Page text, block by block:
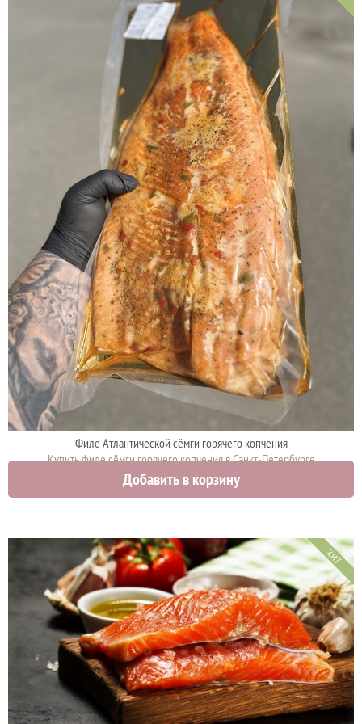
Филе Атлантической сёмги горячего копчения
Купить филе сёмги горячего копчения в Санкт-Петербурге
2250 руб.
Добавить в корзину
ХИТ